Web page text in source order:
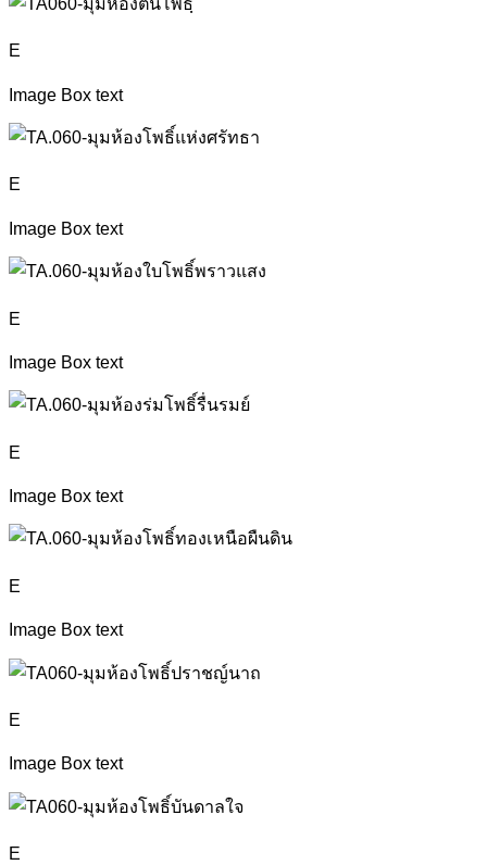
E
Image Box text
E
Image Box text
E
Image Box text
E
Image Box text
E
Image Box text
E
Image Box text
E